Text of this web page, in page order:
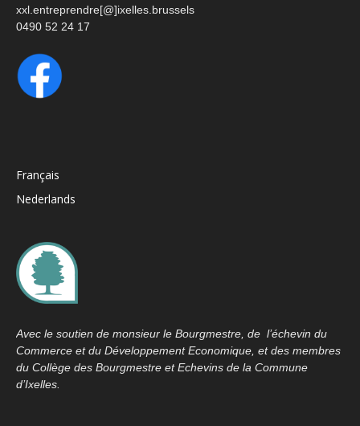
xxl.entreprendre[@]ixelles.brussels
0490 52 24 17
Français
Nederlands
Avec le soutien de monsieur le Bourgmestre, de l’échevin du
Commerce et du Développement Economique, et des membres
du Collège des Bourgmestre et Echevins de la Commune
d’Ixelles.